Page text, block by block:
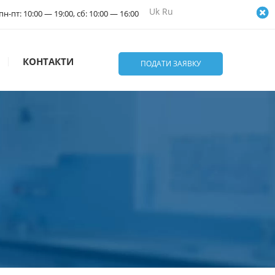
пн-пт: 10:00 — 19:00, сб: 10:00 — 16:00 Uk Ru
КОНТАКТИ ПОДАТИ ЗАЯВКУ